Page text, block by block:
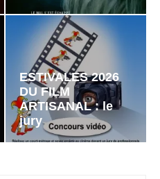
ESTIVALES 2026
DU FILM
ARTISANAL : le
jury